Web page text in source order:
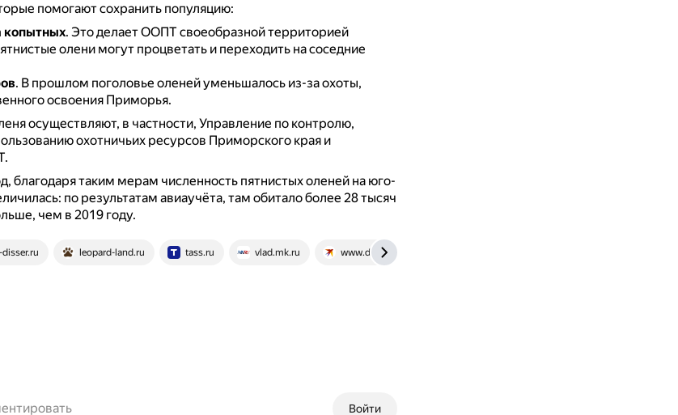
помогают сохранить популяцию:
копытных. Это делает ООПТ своеобразной территорией
олени могут процветать и переходить на соседние
. В прошлом поголовье оленей уменьшалось из-за охоты,
освоения Приморья.
осуществляют, в частности, Управление по контролю,
охотничьих ресурсов Приморского края и
благодаря таким мерам численность пятнистых оленей на юго-
по результатам авиаучёта, там обитало более 28 тысяч
чем в 2019 году.
leopard-land.ru tass.ru vlad.mk.ru www.dv.kp.ru
Войти